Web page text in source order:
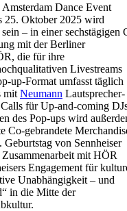
Dance Event
Oktober 2025 wird
sein – in einer sechstägigen
mit der Berliner
die für ihre
Livestreams
up-Format umfasst täglich
mit Neumann Lautsprecher-
für Up-and-coming
des Pop-ups wird
Co-gebrandete
von Sennheiser
mit HÖR
Engagement für
Unabhängigkeit – und
in die Mitte der